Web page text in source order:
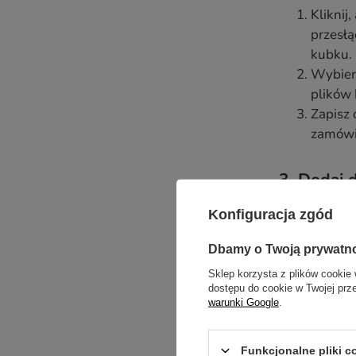
Kliknij,
kubku.
plików
Zapisz
3. Dodaj
Gdy Twój
Kliknij „
Konfiguracja zgód
Dbamy o Twoją
Sklep korzysta z plików cookie
dostępu do cookie w Twojej
warunki Google
Funkcjonalne pliki